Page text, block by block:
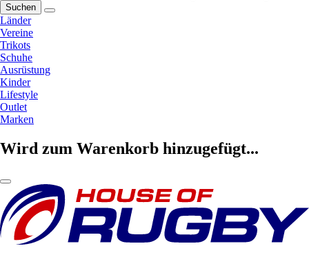
Suchen
Länder
Vereine
Trikots
Schuhe
Ausrüstung
Kinder
Lifestyle
Outlet
Marken
Wird zum Warenkorb hinzugefügt...